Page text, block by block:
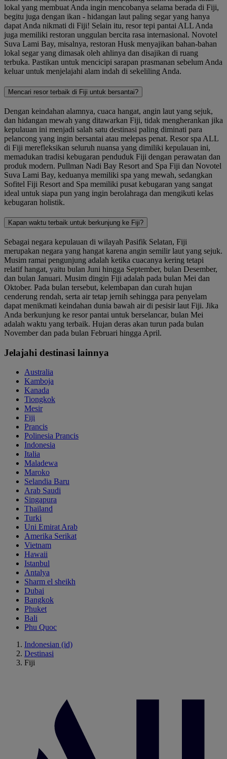
lokal yang membuat Anda ingin mencobanya selama berada di Fiji,
begitu juga dengan ikan - hidangan laut paling segar yang hanya
dapat Anda nikmati di Fiji! Selain itu, resor tepi pantai ALL Anda
juga memiliki restoran unggulan bercita rasa internasional. Novotel
Suva Lami Bay, misalnya, restoran Husk menyajikan bahan-bahan
lokal segar yang dimasak oleh ahlinya dan disajikan di ruang
terbuka. Pastikan untuk mencicipi sarapan prasmanan sebelum Anda
keluar untuk menjelajahi alam indah di sekeliling Anda.
Mencari resor terbaik di Fiji untuk bersantai?
Dengan keindahan alamnya, cuaca hangat, angin laut yang sejuk,
dan hidangan mewah yang ditawarkan Fiji, tidak mengherankan jika
kepulauan ini menjadi salah satu destinasi paling diminati para
pelancong yang ingin bersantai atau melepas penat. Resor spa ALL
di Fiji merefleksikan seluruh nuansa yang dimiliki kepulauan ini,
memadukan tradisi kebugaran penduduk Fiji dengan perawatan dan
produk modern. Pullman Nadi Bay Resort and Spa Fiji dan Novotel
Suva Lami Bay, keduanya memiliki spa yang mewah, sedangkan
Sofitel Fiji Resort and Spa memiliki pusat kebugaran yang sangat
ideal untuk siapa pun yang ingin berolahraga dan mengikuti kelas
kebugaran holistik.
Kapan waktu terbaik untuk berkunjung ke Fiji?
Sebagai negara kepulauan di wilayah Pasifik Selatan, Fiji
merupakan negara yang hangat karena angin semilir laut yang sejuk.
Musim ramai pengunjung adalah ketika cuacanya kering tetapi
relatif hangat, yaitu bulan Juni hingga September, bulan Desember,
dan bulan Januari. Musim dingin Fiji adalah pada bulan Mei dan
Oktober. Pada bulan tersebut, kelembapan dan curah hujan
cenderung rendah, serta air tetap jernih sehingga para penyelam
dapat menikmati keindahan dunia bawah air di pesisir laut Fiji. Jika
Anda berkunjung ke resor pantai untuk berselancar, bulan Mei
adalah waktu yang terbaik. Hujan deras akan turun pada bulan
November dan pada bulan Februari hingga April.
Jelajahi destinasi lainnya
Australia
Kamboja
Kanada
Tiongkok
Mesir
Fiji
Prancis
Polinesia Prancis
Indonesia
Italia
Maladewa
Maroko
Selandia Baru
Arab Saudi
Singapura
Thailand
Turki
Uni Emirat Arab
Amerika Serikat
Vietnam
Hawaii
Istanbul
Antalya
Sharm el sheikh
Dubai
Bangkok
Phuket
Bali
Phu Quoc
Indonesian (id)
Destinasi
Fiji